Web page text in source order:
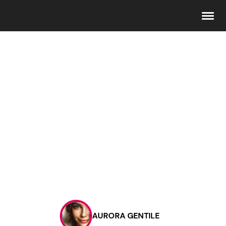
Contattaci
PubblicitàAURORA GENTILE